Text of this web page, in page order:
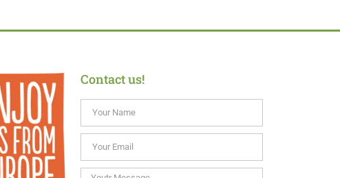
Contact us!